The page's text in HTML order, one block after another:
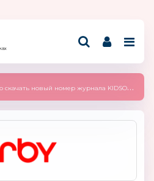
новый номер журнала KIDSOBOZ 2025 (сентябрь)